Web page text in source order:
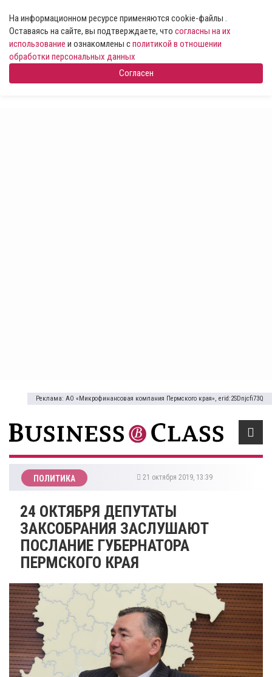
На информационном ресурсе применяются cookie-файлы .
Оставаясь на сайте, вы подтверждаете, что согласны на их
использование и ознакомлены сполитикой в отношении
обработки персональных данных
Согласен
Реклама: АО «Микрофинансовая компания Пермского края», erid:2SDnjcfi73Q
ПОЛИТИКА 21 октября 2019, 13:39
​24 ОКТЯБРЯ ДЕПУТАТЫ
ЗАКСОБРАНИЯ ЗАСЛУШАЮТ
ПОСЛАНИЕ ГУБЕРНАТОРА
ПЕРМСКОГО КРАЯ